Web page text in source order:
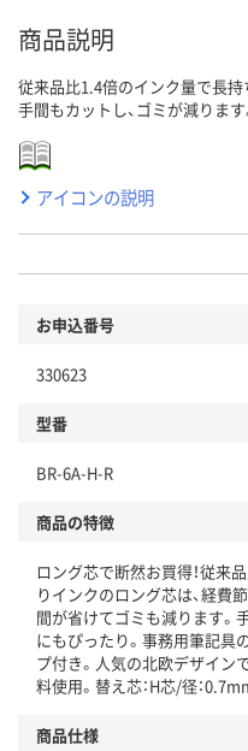
商品説明
従来品比1.4倍のインク量で長持
手間もカットし、ゴミが減ります
アイコンの説明
お申込番号
330623
型番
BR-6A-H-R
商品の特徴
ロング芯で断然お買得！従来
りインクのロング芯は、経費
間が省けてゴミも減ります。
にもぴったり。事務用筆記具
プ付き。人気の北欧デザイン
料使用。替え芯：H芯/径：
商品仕様